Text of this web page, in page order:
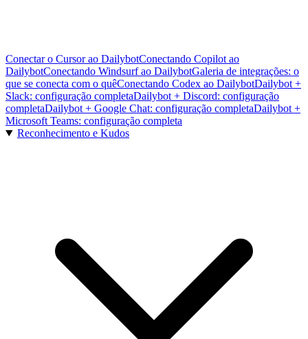
Conectar o Cursor ao DailybotConectando Copilot ao
DailybotConectando Windsurf ao DailybotGaleria de integrações: o
que se conecta com o quêConectando Codex ao DailybotDailybot +
Slack: configuração completaDailybot + Discord: configuração
completaDailybot + Google Chat: configuração completaDailybot +
Microsoft Teams: configuração completa
Reconhecimento e Kudos